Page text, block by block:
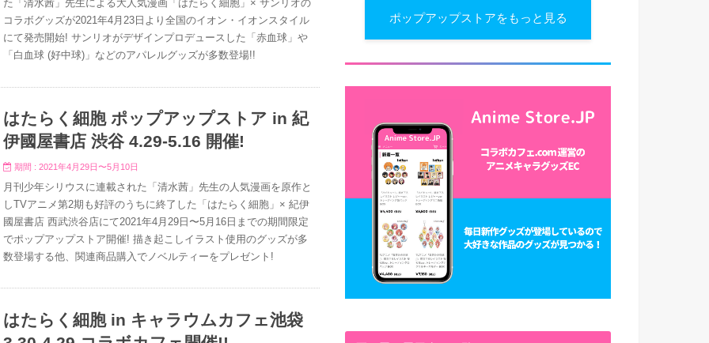
た「清水茜」先生による大人気漫画「はたらく細胞」× サンリオの
コラボグッズが2021年4月23日より全国のイオン・イオンスタイル
にて発売開始! サンリオがデザインプロデュースした「赤血球」や
「白血球 (好中球)」などのアパレルグッズが多数登場!!
はたらく細胞 ポップアップストア in 紀
伊國屋書店 渋谷 4.29-5.16 開催!
期間 : 2021年4月29日〜5月10日
月刊少年シリウスに連載された「清水茜」先生の人気漫画を原作と
しTVアニメ第2期も好評のうちに終了した「はたらく細胞」× 紀伊
國屋書店 西武渋谷店にて2021年4月29日〜5月16日までの期間限定
でポップアップストア開催! 描き起こしイラスト使用のグッズが多
数登場する他、関連商品購入でノベルティーをプレゼント!
はたらく細胞 in キャラウムカフェ池袋
ポップアップストアをもっと見る